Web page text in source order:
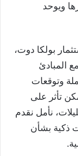
ويوحد
بولكا دوت،
المبادئ
وتوقعات
تأثر على
نأمل نقدم
ذكية بشأن